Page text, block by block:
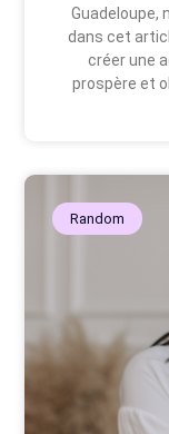
Guadeloupe,
dans cet
créer une
prospère et
Random